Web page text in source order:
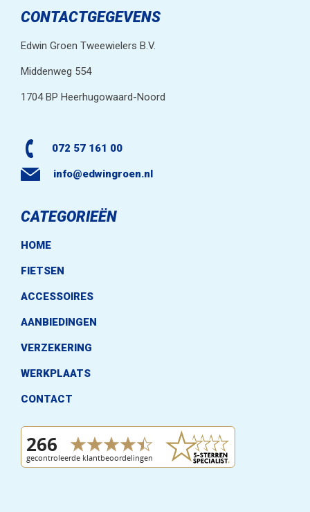
CONTACTGEGEVENS
Edwin Groen Tweewielers B.V.
Middenweg 554
1704 BP Heerhugowaard-Noord
072 57 161 00
info@edwingroen.nl
CATEGORIEËN
HOME
FIETSEN
ACCESSOIRES
AANBIEDINGEN
VERZEKERING
WERKPLAATS
CONTACT